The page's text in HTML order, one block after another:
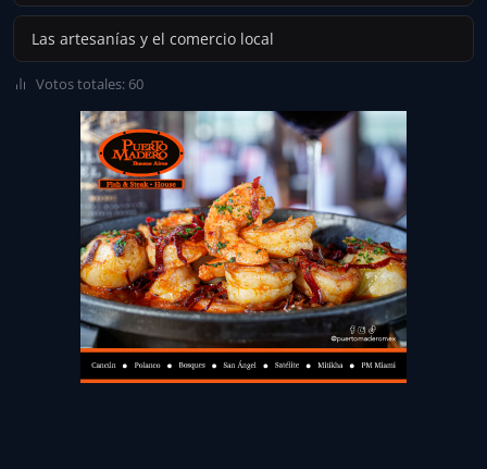
Las artesanías y el comercio local
Votos totales: 60